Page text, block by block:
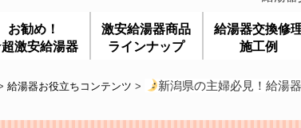
お勧め！
激安給湯器
激安給湯器商品
ラインナップ
給湯器交換修
施工例
給湯器お役立ちコンテンツ >
新潟県の主婦必見！給湯